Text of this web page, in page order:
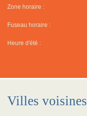
Zone horaire :
Fuseau horaire :
Heure d'été :
Villes voisines